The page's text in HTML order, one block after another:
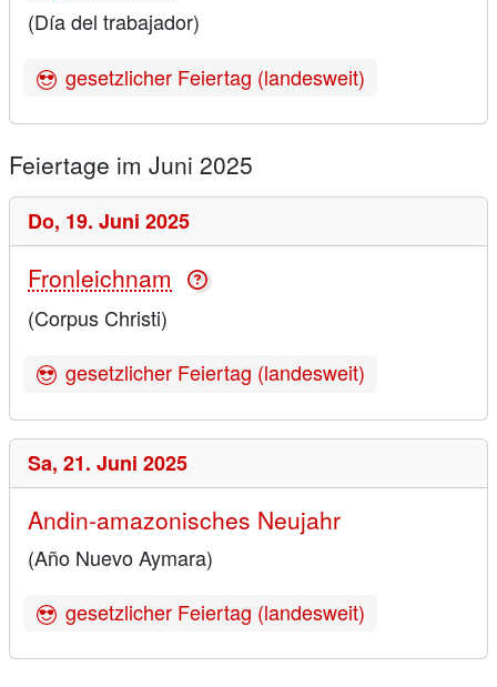
(Día del trabajador)
gesetzlicher Feiertag (landesweit)
Feiertage im Juni 2025
Do, 19. Juni 2025
Fronleichnam
(Corpus Christi)
gesetzlicher Feiertag (landesweit)
Sa, 21. Juni 2025
Andin-amazonisches Neujahr
(Año Nuevo Aymara)
gesetzlicher Feiertag (landesweit)